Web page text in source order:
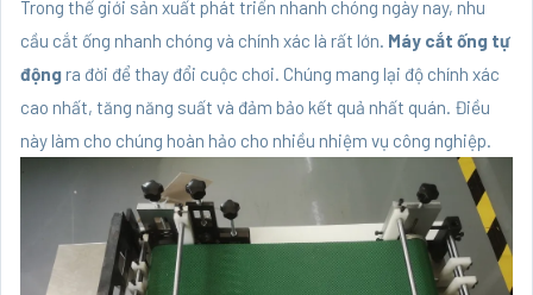
Trong thế giới sản xuất phát triển nhanh chóng ngày nay, nhu
cầu cắt ống nhanh chóng và chính xác là rất lớn. Máy cắt ống tự
động ra đời để thay đổi cuộc chơi. Chúng mang lại độ chính xác
cao nhất, tăng năng suất và đảm bảo kết quả nhất quán. Điều
này làm cho chúng hoàn hảo cho nhiều nhiệm vụ công nghiệp.